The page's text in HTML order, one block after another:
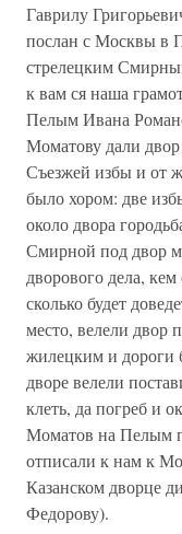
Гаврилу
послан с Москвы в
стрелецким
к вам ся наша
Пелым Ивана
Моматову дали
Съезжей избы и от
было хором: две
около двора
Смирной под двор
дворового дела,
сколько будет
место, велели двор
жилецким и дороги
дворе велели
клеть, да погреб и
Моматов на Пелым
отписали к нам к
Казанском дворце
Федорову).